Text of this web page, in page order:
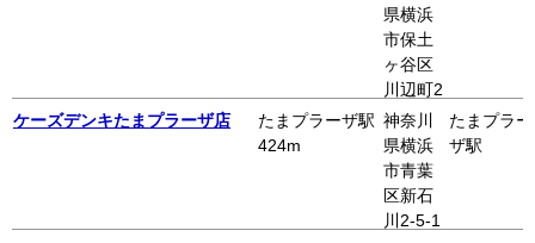
県横浜
市保土
ヶ谷区
川辺町2
-13
ケーズデンキたまプラーザ店
たまプラーザ駅
424m
神奈川
県横浜
市青葉
区新石
川2-5-1
たまプラー
ザ駅